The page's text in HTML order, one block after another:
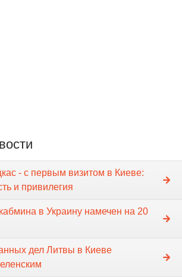
- с первым визитом в Киеве:
и привилегия
в Украину намечен на 20
дел Литвы в Киеве